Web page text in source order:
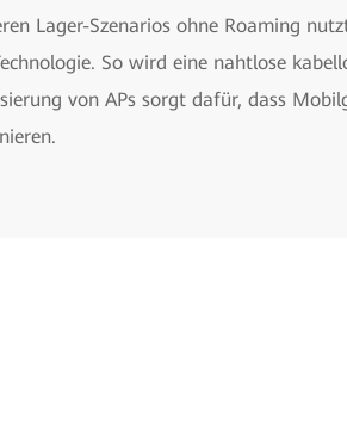
Lager-Szenarios ohne Roaming
So wird eine nahtlose
von APs sorgt dafür, dass